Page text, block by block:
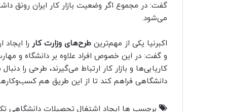
گفت: در مجموع اگر وضعیت بازار کار ایران رونق
می‌شود.
اکبرنیا یکی از مهم‌ترین طرح‌های وزارت کار را ایجاد
و گفت: در این خصوص افراد علاوه بر دانشگاه و
کاریابی‌ها و بازار کار ارتباط می‌گیرند، طرحی را
دانشگاهی فراهم کند تا از این طریق هم
برچسب ها ایجاد اشتغال تحصیلات دانشگاهی